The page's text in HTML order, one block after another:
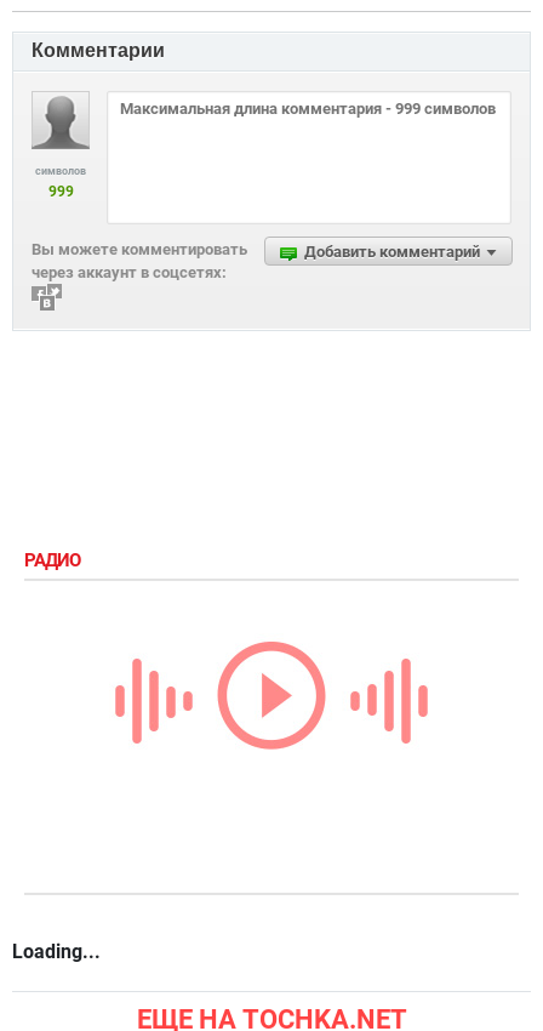
Комментарии
символов
999
Добавить комментарий
Вы можете комментировать
через аккаунт в соцсетях:
РАДИО
Loading...
ЕЩЕ НА TOCHKA.NET